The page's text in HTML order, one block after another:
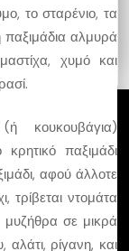
το σταρένιο, τα
παξιμάδια αλμυρά
χυμό και
κουκουβάγια)
παξιμάδι
αφού άλλοτε
τρίβεται ντομάτα
μυζήθρα σε μικρά
ρίγανη, και